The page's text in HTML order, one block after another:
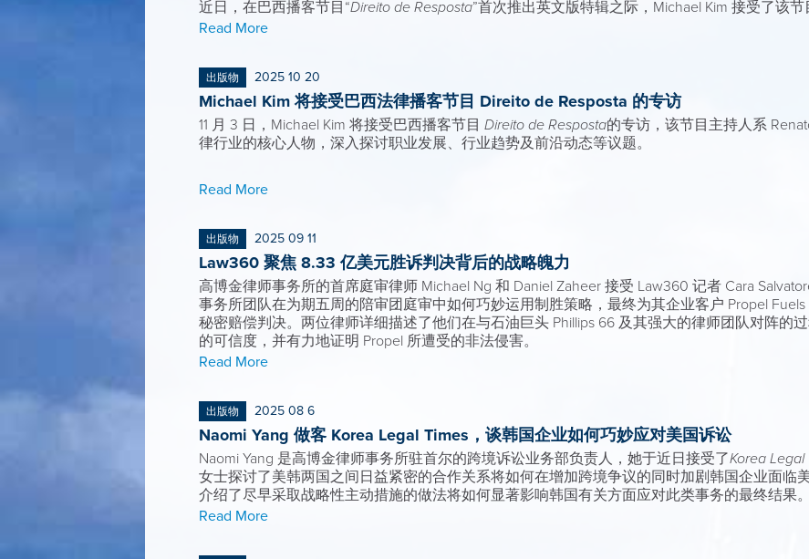
近日，在巴西播客节目“Direito de Resposta”首次推出英文版特辑之际，Michael Kim 接受了该节
Read More
出版物 2025 10 20
Michael Kim 将接受巴西法律播客节目 Direito de Resposta 的专访
11 月 3 日，Michael Kim 将接受巴西播客节目 Direito de Resposta的专访，该节目主持人系
律行业的核心人物，深入探讨职业发展、行业趋势及前沿动态等议题。
Read More
出版物 2025 09 11
Law360 聚焦 8.33 亿美元胜诉判决背后的战略魄力
高博金律师事务所的首席庭审律师 Michael Ng 和 Daniel Zaheer 接受 Law360 记者 Cara
事务所团队在为期五周的陪审团庭审中如何巧妙运用制胜策略，最终为其企业客户 Propel
秘密赔偿判决。两位律师详细描述了他们在与石油巨头 Phillips 66 及其强大的律师团队对阵的
的可信度，并有力地证明 Propel 所遭受的非法侵害。
Read More
出版物 2025 08 6
Naomi Yang 做客 Korea Legal Times，谈韩国企业如何巧妙应对美国诉讼
Naomi Yang 是高博金律师事务所驻首尔的跨境诉讼业务部负责人，她于近日接受了Korea Legal
女士探讨了美韩两国之间日益紧密的合作关系将如何在增加跨境争议的同时加剧韩国企业面临
介绍了尽早采取战略性主动措施的做法将如何显著影响韩国有关方面应对此类事务的最终结果。
Read More